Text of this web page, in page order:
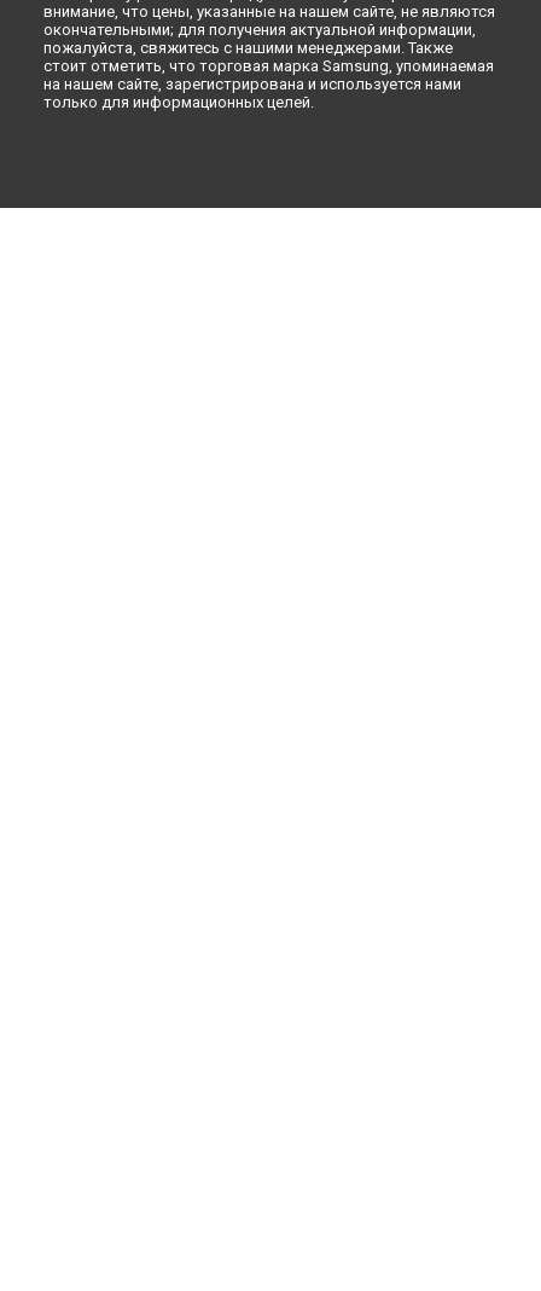
внимание, что цены, указанные на нашем сайте, не являются
окончательными; для получения актуальной информации,
пожалуйста, свяжитесь с нашими менеджерами. Также
стоит отметить, что торговая марка Samsung, упоминаемая
на нашем сайте, зарегистрирована и используется нами
только для информационных целей.